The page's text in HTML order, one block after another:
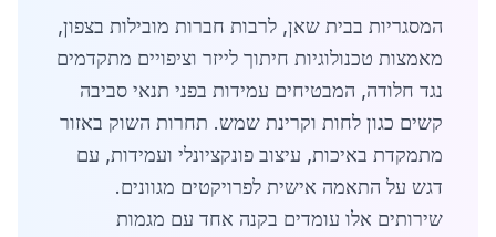
המסגריות בבית שאן, לרבות חברות מובילות בצפון,
מאמצות טכנולוגיות חיתוך לייזר וציפויים מתקדמים
נגד חלודה, המבטיחים עמידות בפני תנאי סביבה
קשים כגון לחות וקרינת שמש. תחרות השוק באזור
מתמקדת באיכות, עיצוב פונקציונלי ועמידות, עם
דגש על התאמה אישית לפרויקטים מגוונים.
שירותים אלו עומדים בקנה אחד עם מגמות